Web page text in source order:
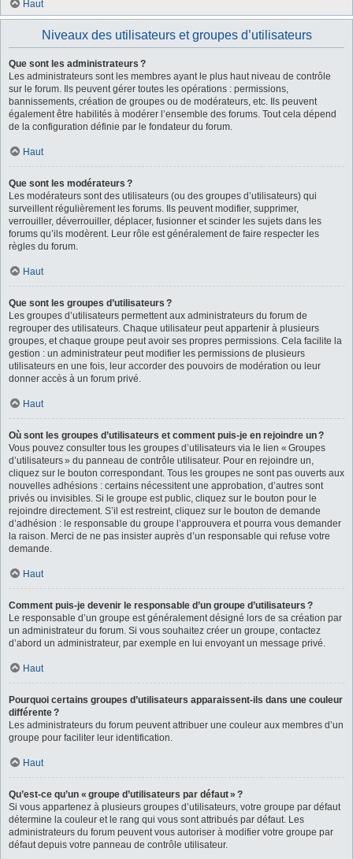
Haut
Niveaux des utilisateurs et groupes d’utilisateurs
Que sont les administrateurs ?
Les administrateurs sont les membres ayant le plus haut niveau de contrôle
sur le forum. Ils peuvent gérer toutes les opérations : permissions,
bannissements, création de groupes ou de modérateurs, etc. Ils peuvent
également être habilités à modérer l’ensemble des forums. Tout cela dépend
de la configuration définie par le fondateur du forum.
Haut
Que sont les modérateurs ?
Les modérateurs sont des utilisateurs (ou des groupes d’utilisateurs) qui
surveillent régulièrement les forums. Ils peuvent modifier, supprimer,
verrouiller, déverrouiller, déplacer, fusionner et scinder les sujets dans les
forums qu’ils modèrent. Leur rôle est généralement de faire respecter les
règles du forum.
Haut
Que sont les groupes d’utilisateurs ?
Les groupes d’utilisateurs permettent aux administrateurs du forum de
regrouper des utilisateurs. Chaque utilisateur peut appartenir à plusieurs
groupes, et chaque groupe peut avoir ses propres permissions. Cela facilite la
gestion : un administrateur peut modifier les permissions de plusieurs
utilisateurs en une fois, leur accorder des pouvoirs de modération ou leur
donner accès à un forum privé.
Haut
Où sont les groupes d’utilisateurs et comment puis-je en rejoindre un ?
Vous pouvez consulter tous les groupes d’utilisateurs via le lien « Groupes
d’utilisateurs » du panneau de contrôle utilisateur. Pour en rejoindre un,
cliquez sur le bouton correspondant. Tous les groupes ne sont pas ouverts aux
nouvelles adhésions : certains nécessitent une approbation, d’autres sont
privés ou invisibles. Si le groupe est public, cliquez sur le bouton pour le
rejoindre directement. S’il est restreint, cliquez sur le bouton de demande
d’adhésion : le responsable du groupe l’approuvera et pourra vous demander
la raison. Merci de ne pas insister auprès d’un responsable qui refuse votre
demande.
Haut
Comment puis-je devenir le responsable d’un groupe d’utilisateurs ?
Le responsable d’un groupe est généralement désigné lors de sa création par
un administrateur du forum. Si vous souhaitez créer un groupe, contactez
d’abord un administrateur, par exemple en lui envoyant un message privé.
Haut
Pourquoi certains groupes d’utilisateurs apparaissent-ils dans une couleur
différente ?
Les administrateurs du forum peuvent attribuer une couleur aux membres d’un
groupe pour faciliter leur identification.
Haut
Qu’est-ce qu’un « groupe d’utilisateurs par défaut » ?
Si vous appartenez à plusieurs groupes d’utilisateurs, votre groupe par défaut
détermine la couleur et le rang qui vous sont attribués par défaut. Les
administrateurs du forum peuvent vous autoriser à modifier votre groupe par
défaut depuis votre panneau de contrôle utilisateur.